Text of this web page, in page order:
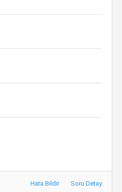
Hata Bildir Soru Detay